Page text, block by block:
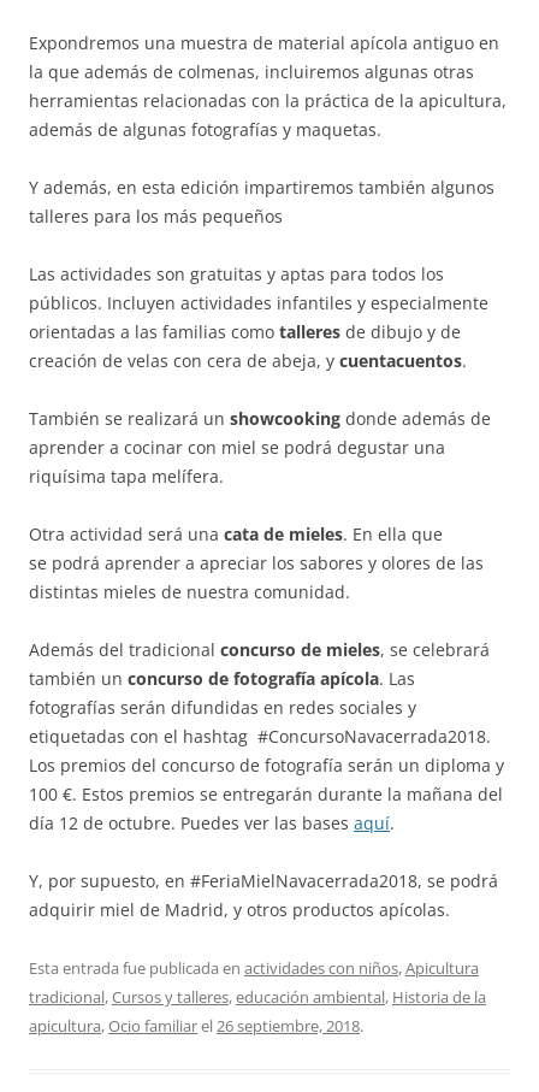
Expondremos una muestra de material apícola antiguo en
la que además de colmenas, incluiremos algunas otras
herramientas relacionadas con la práctica de la apicultura,
además de algunas fotografías y maquetas.
Y además, en esta edición impartiremos también algunos
talleres para los más pequeños
Las actividades son gratuitas y aptas para todos los
públicos. Incluyen actividades infantiles y especialmente
orientadas a las familias como talleres de dibujo y de
creación de velas con cera de abeja, y cuentacuentos.
También se realizará un showcooking donde además de
aprender a cocinar con miel se podrá degustar una
riquísima tapa melífera.
Otra actividad será una cata de mieles. En ella que
se podrá aprender a apreciar los sabores y olores de las
distintas mieles de nuestra comunidad.
Además del tradicional concurso de mieles, se celebrará
también un concurso de fotografía apícola. Las
fotografías serán difundidas en redes sociales y
etiquetadas con el hashtag #ConcursoNavacerrada2018.
Los premios del concurso de fotografía serán un diploma y
100 €. Estos premios se entregarán durante la mañana del
día 12 de octubre. Puedes ver las bases aquí.
Y, por supuesto, en #FeriaMielNavacerrada2018, se podrá
adquirir miel de Madrid, y otros productos apícolas.
Esta entrada fue publicada en actividades con niños,Apicultura
tradicional,Cursos y talleres,educación ambiental, Historia de la
apicultura,Ocio familiarel26 septiembre, 2018.